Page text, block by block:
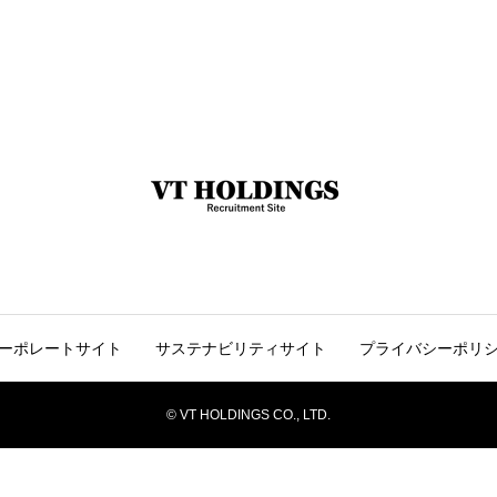
ポレートサイト サステナビリティサイト プライバシーポリ
© VT HOLDINGS CO., LTD.